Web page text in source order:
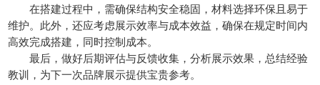
在搭建过程中，需确保结构安全稳固，材料选择环保且易于
维护。此外，还应考虑展示效率与成本效益，确保在规定时间内
高效完成搭建，同时控制成本。
最后，做好后期评估与反馈收集，分析展示效果，总结经验
教训，为下一次品牌展示提供宝贵参考。